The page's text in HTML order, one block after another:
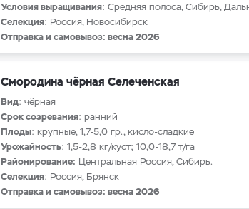
Условия выращивания: Средняя полоса, Сибирь,
Селекция: Россия, Новосибирск
Отправка и самовывоз: весна 2026
Смородина чёрная Селеченская
Вид: чёрная
Срок созревания: ранний
Плоды: крупные, 1,7-5,0 гр., кисло-сладкие
Урожайность: 1,5-2,8 кг/куст; 10,0-18,7 т/га
Районирование: Центральная Россия, Сибирь.
Селекция: Россия, Брянск
Отправка и самовывоз: весна 2026